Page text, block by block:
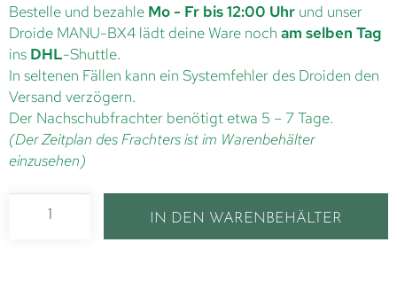
Bestelle und bezahle Mo - Fr bis 12:00 Uhr und unser
Droide MANU-BX4 lädt deine Ware noch am selben Tag
ins DHL-Shuttle.
In seltenen Fällen kann ein Systemfehler des Droiden den
Versand verzögern.
Der Nachschubfrachter benötigt etwa 5 – 7 Tage.
(Der Zeitplan des Frachters ist im Warenbehälter
einzusehen)
IN DEN WARENBEHÄLTER